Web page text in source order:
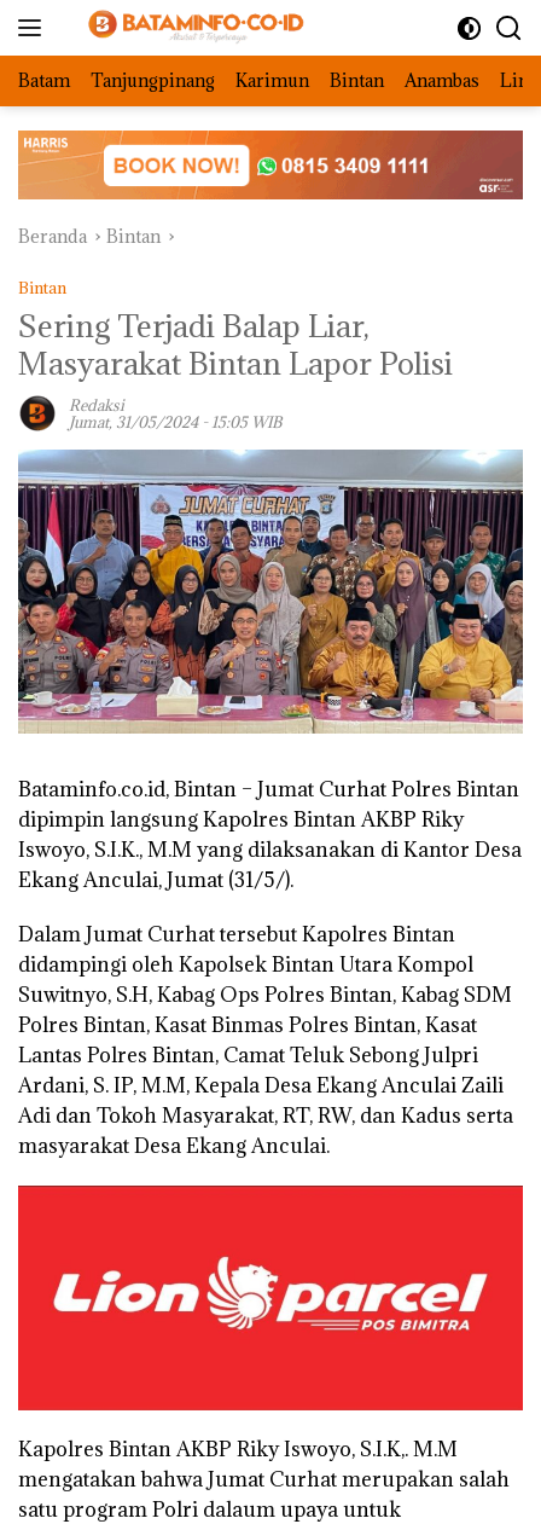
Batam Tanjungpinang Karimun Bintan Anambas
Beranda Bintan
Bintan
Sering Terjadi Balap Liar,
Masyarakat Bintan Lapor Polisi
Redaksi
Jumat, 31/05/2024 - 15:05 WIB
Bataminfo.co.id, Bintan – Jumat Curhat Polres Bintan
dipimpin langsung Kapolres Bintan AKBP Riky
Iswoyo, S.I.K., M.M yang dilaksanakan di Kantor Desa
Ekang Anculai, Jumat (31/5/).
Dalam Jumat Curhat tersebut Kapolres Bintan
didampingi oleh Kapolsek Bintan Utara Kompol
Suwitnyo, S.H, Kabag Ops Polres Bintan, Kabag SDM
Polres Bintan, Kasat Binmas Polres Bintan, Kasat
Lantas Polres Bintan, Camat Teluk Sebong Julpri
Ardani, S. IP, M.M, Kepala Desa Ekang Anculai Zaili
Adi dan Tokoh Masyarakat, RT, RW, dan Kadus serta
masyarakat Desa Ekang Anculai.
Kapolres Bintan AKBP Riky Iswoyo, S.I.K,. M.M
mengatakan bahwa Jumat Curhat merupakan salah
satu program Polri dalaum upaya untuk